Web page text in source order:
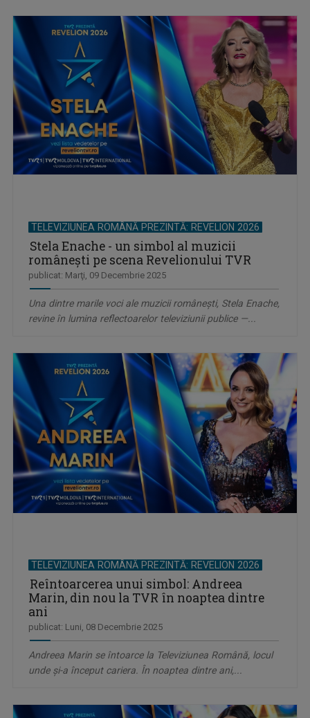
TELEVIZIUNEA ROMÂNĂ PREZINTĂ: REVELION 2026
Stela Enache - un simbol al muzicii
românești pe scena Revelionului TVR
publicat: Marţi, 09 Decembrie 2025
Una dintre marile voci ale muzicii românești, Stela Enache,
revine în lumina reflectoarelor televiziunii publice —...
TELEVIZIUNEA ROMÂNĂ PREZINTĂ: REVELION 2026
Reîntoarcerea unui simbol: Andreea
Marin, din nou la TVR în noaptea dintre
ani
publicat: Luni, 08 Decembrie 2025
Andreea Marin se întoarce la Televiziunea Română, locul
unde şi-a început cariera. În noaptea dintre ani,...